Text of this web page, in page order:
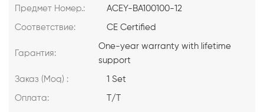
Предмет Номер.: ACEY-BA100100-12
Соответствие: CE Certified
Гарантия:
One-year warranty with lifetime
support
Заказ (Moq) : 1 Set
Оплата: T/T